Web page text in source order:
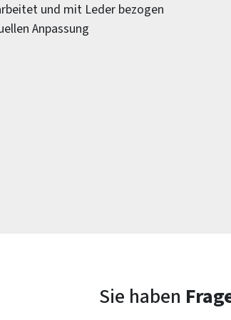
und mit Leder bezogen
Anpassung
Sie haben